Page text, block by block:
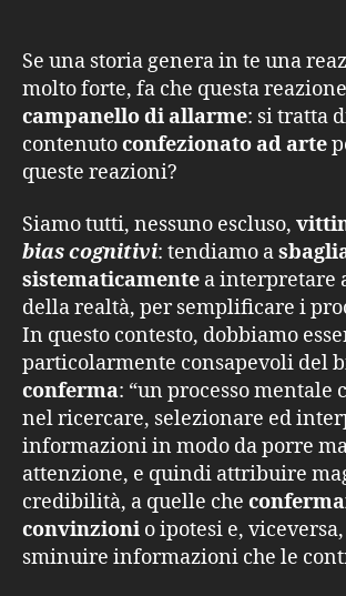
Se una storia genera in te una
molto forte, fa che questa
campanello di allarme: si tratta
contenutoconfezionato ad arte
queste reazioni?
Siamo tutti, nessuno escluso,
bias cognitivi: tendiamo a
sistematicamente a interpretare
della realtà, per semplificare i
In questo contesto, dobbiamo
particolarmente consapevoli del
conferma: “un processo mentale
nel ricercare, selezionare ed
informazioni in modo da porre
attenzione, e quindi attribuire
credibilità, a quelle che
convinzioni o ipotesi e,
sminuire informazioni che le